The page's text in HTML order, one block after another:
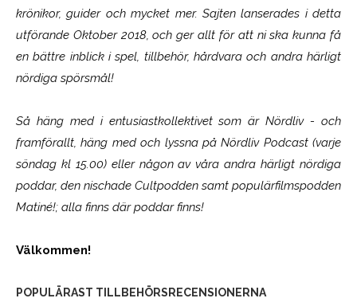
krönikor, guider och mycket mer. Sajten lanserades i detta
utförande Oktober 2018, och ger allt för att ni ska kunna få
en bättre inblick i spel, tillbehör, hårdvara och andra härligt
nördiga spörsmål!
Så häng med i entusiastkollektivet som ärNördliv- och
framförallt, häng med och lyssna på Nördliv Podcast (varje
söndag kl 15.00) eller någon av våra andra härligt nördiga
poddar, den nischade Cultpodden samt populärfilmspodden
Matiné!; alla finns där poddar finns!
Välkommen!
POPULÄRAST TILLBEHÖRSRECENSIONERNA